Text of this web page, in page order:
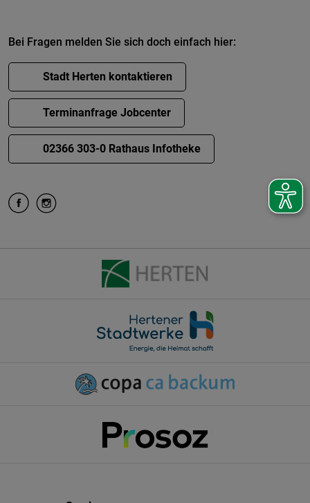
Bei Fragen melden Sie sich doch einfach hier:
Stadt Herten kontaktieren
Terminanfrage Jobcenter
02366 303-0 Rathaus Infotheke